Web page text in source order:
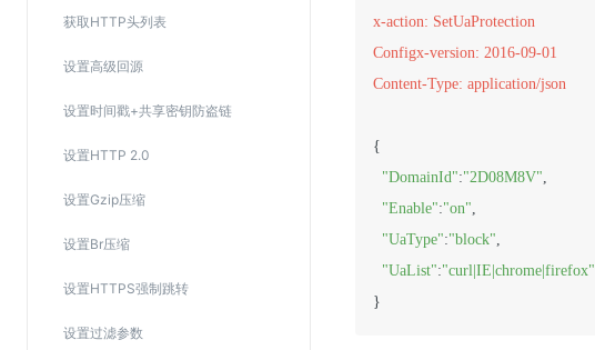
获取HTTP头列表
设置高级回源
设置时间戳+共享密钥防盗链
设置HTTP 2.0
设置Gzip压缩
设置Br压缩
设置HTTPS强制跳转
设置过滤参数
x-action: SetUaProtection
Configx-version: 2016-09-01
Content-Type: application/json
{
"DomainId":"2D08M8V",
"Enable":"on",
"UaType":"block",
"UaList":"curl|IE|chrome|firefox"
}